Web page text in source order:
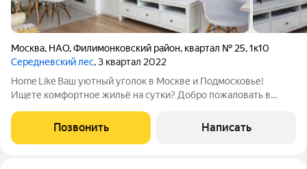
Москва, НАО,Филимонковский район, квартал № 25,1к10
Середневский лес, 3 квартал 2022
Home Like Ваш уютный уголок в Москве и Подмосковье!
Ищете комфортное жильё на сутки? Добро пожаловать в
Удобство, которое вы оцените: Заселение 24/7 заезжайте в
любое время, даже ночью
Позвонить Написать